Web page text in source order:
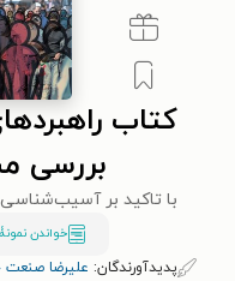
کتاب
بررسی
با تاکید بر آسیب‌شناسی
خواندن
پدیدآورندگان: علیرضا صنعت